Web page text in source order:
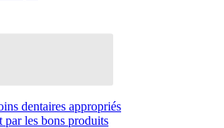
dentaires appropriés
par les bons produits